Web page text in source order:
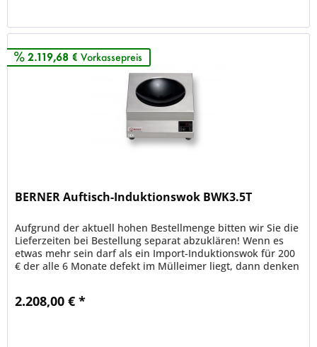
2.119,68 € Vorkassepreis
BERNER Auftisch-Induktionswok BWK3.5T
Aufgrund der aktuell hohen Bestellmenge bitten wir Sie die
Lieferzeiten bei Bestellung separat abzuklären! Wenn es
etwas mehr sein darf als ein Import-Induktionswok für 200
€ der alle 6 Monate defekt im Mülleimer liegt, dann denken
2.208,00 € *